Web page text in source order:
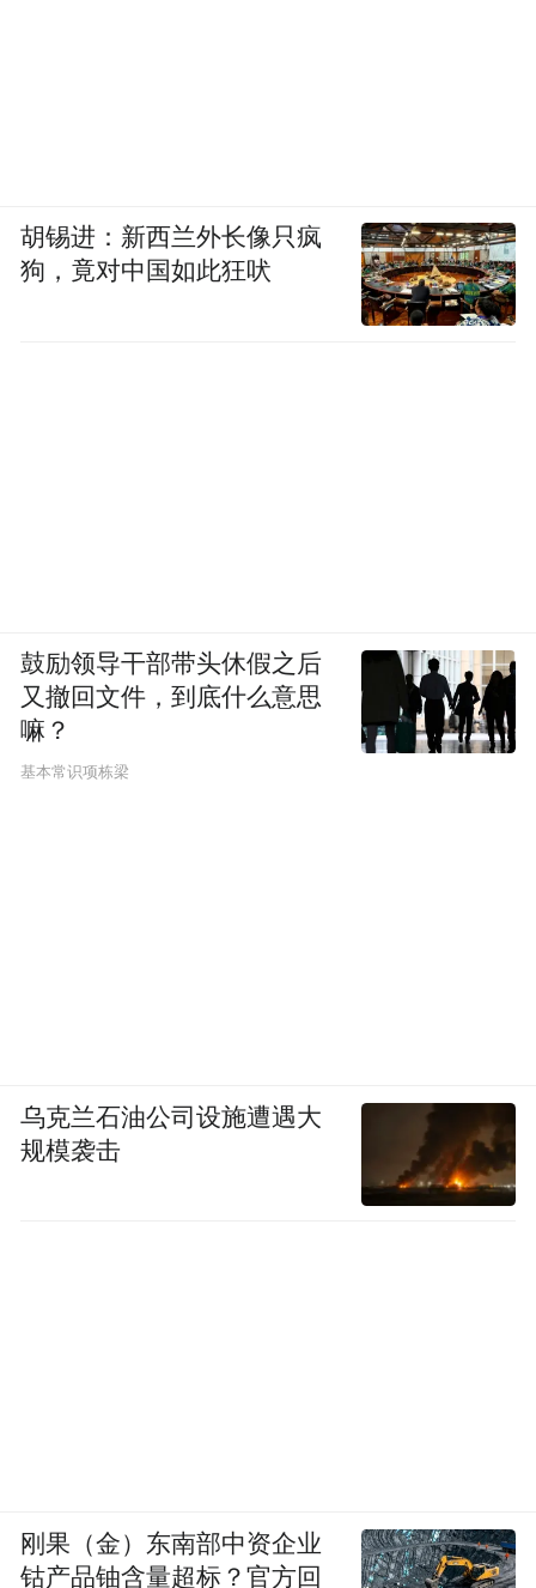
胡锡进：新西兰外长像只疯
狗，竟对中国如此狂吠
鼓励领导干部带头休假之后
又撤回文件，到底什么意思
嘛？
基本常识项栋梁
乌克兰石油公司设施遭遇大
规模袭击
刚果（金）东南部中资企业
钴产品铀含量超标？官方回